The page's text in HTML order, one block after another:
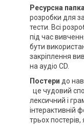
Ресурсна
розробки для
тести. Всі
під час
бути
закріплення
на аудіо CD.
Постери до
це чудовий
лексичний і
інтерактивній
трьох